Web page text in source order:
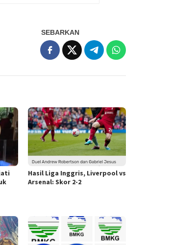
SEBARKAN
Hasil Liga Inggris, Liverpool vs
Arsenal: Skor 2-2